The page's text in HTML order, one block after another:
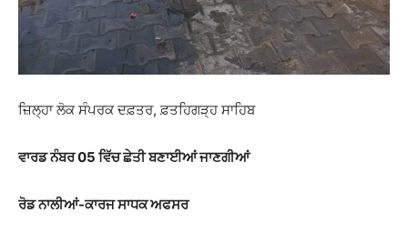
ਜ਼ਿਲ੍ਹਾ ਲੋਕ ਸੰਪਰਕ ਦਫ਼ਤਰ, ਫ਼ਤਹਿਗੜ੍ਹ ਸਾਹਿਬ
ਵਾਰਡ ਨੰਬਰ 05 ਵਿੱਚ ਛੇਤੀ ਬਣਾਈਆਂ ਜਾਣਗੀਆਂ
ਰੋਡ ਨਾਲੀਆਂ-ਕਾਰਜ ਸਾਧਕ ਅਫਸਰ